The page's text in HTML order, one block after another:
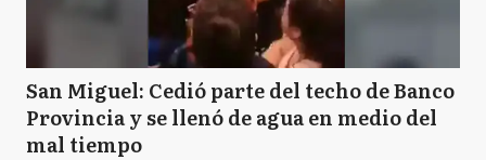
San Miguel: Cedió parte del techo de Banco
Provincia y se llenó de agua en medio del
mal tiempo